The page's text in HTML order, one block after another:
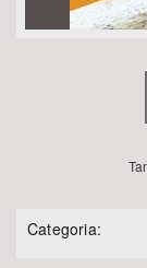
Categoria: